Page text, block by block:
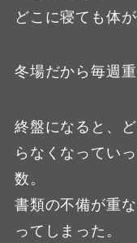
どこに寝ても体
冬場だから毎週
終盤になると、
らなくなってい
数。
書類の不備が重
ってしまった。